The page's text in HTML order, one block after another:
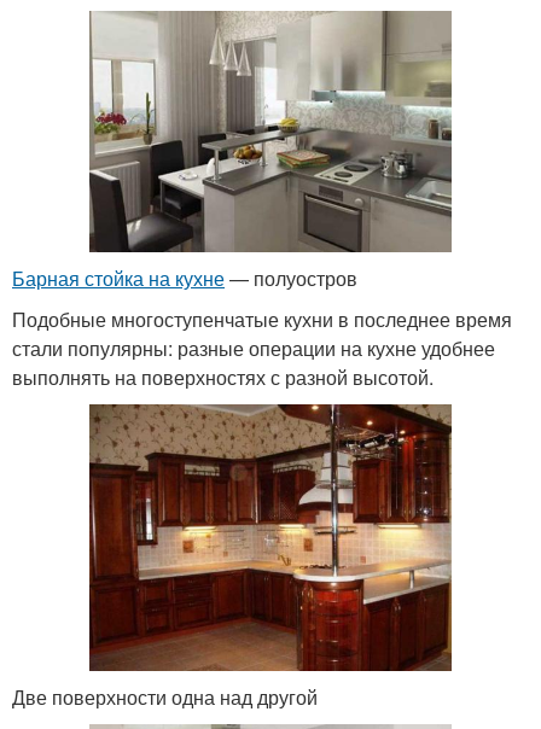
Барная стойка на кухне— полуостров
Подобные многоступенчатые кухни в последнее время
стали популярны: разные операции на кухне удобнее
выполнять на поверхностях с разной высотой.
Две поверхности одна над другой